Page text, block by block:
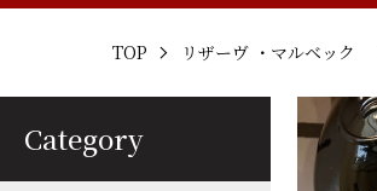
Category
TOP リザーヴ ・マルベック